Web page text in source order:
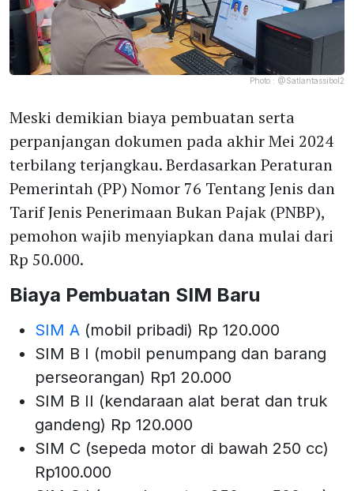
Photo : @Satlantassibol2
Meski demikian biaya pembuatan serta
perpanjangan dokumen pada akhir Mei 2024
terbilang terjangkau. Berdasarkan Peraturan
Pemerintah (PP) Nomor 76 Tentang Jenis dan
Tarif Jenis Penerimaan Bukan Pajak (PNBP),
pemohon wajib menyiapkan dana mulai dari
Rp 50.000.
Biaya Pembuatan SIM Baru
SIM A (mobil pribadi) Rp 120.000
SIM B I (mobil penumpang dan barang
perseorangan) Rp1 20.000
SIM B II (kendaraan alat berat dan truk
gandeng) Rp 120.000
SIM C (sepeda motor di bawah 250 cc)
Rp100.000